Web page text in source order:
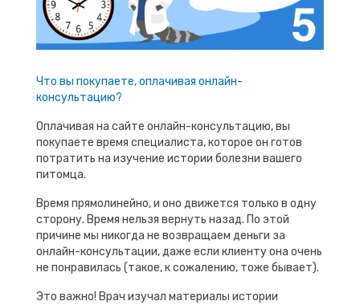
Что вы покупаете, оплачивая онлайн-
консультацию?
Оплачивая на сайте онлайн-консультацию, вы
покупаете время специалиста, которое он готов
потратить на изучение истории болезни вашего
питомца.
Время прямолинейно, и оно движется только в одну
сторону. Время нельзя вернуть назад. По этой
причине мы никогда не возвращаем деньги за
онлайн-консультации, даже если клиенту она очень
не понравилась (такое, к сожалению, тоже бывает).
Это важно! Врач изучал материалы истории